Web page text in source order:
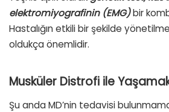
elektromiyografinin (EMG)bir
Hastalığın etkili bir şekilde
oldukça önemlidir.
Musküler Distrofi ile
Şu anda MD’nin tedavisi